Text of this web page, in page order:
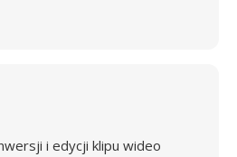
i edycji klipu wideo